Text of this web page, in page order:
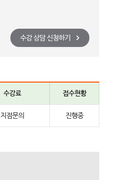
수강 상담 신청하기
수강료 접수현황
지점문의 진행중